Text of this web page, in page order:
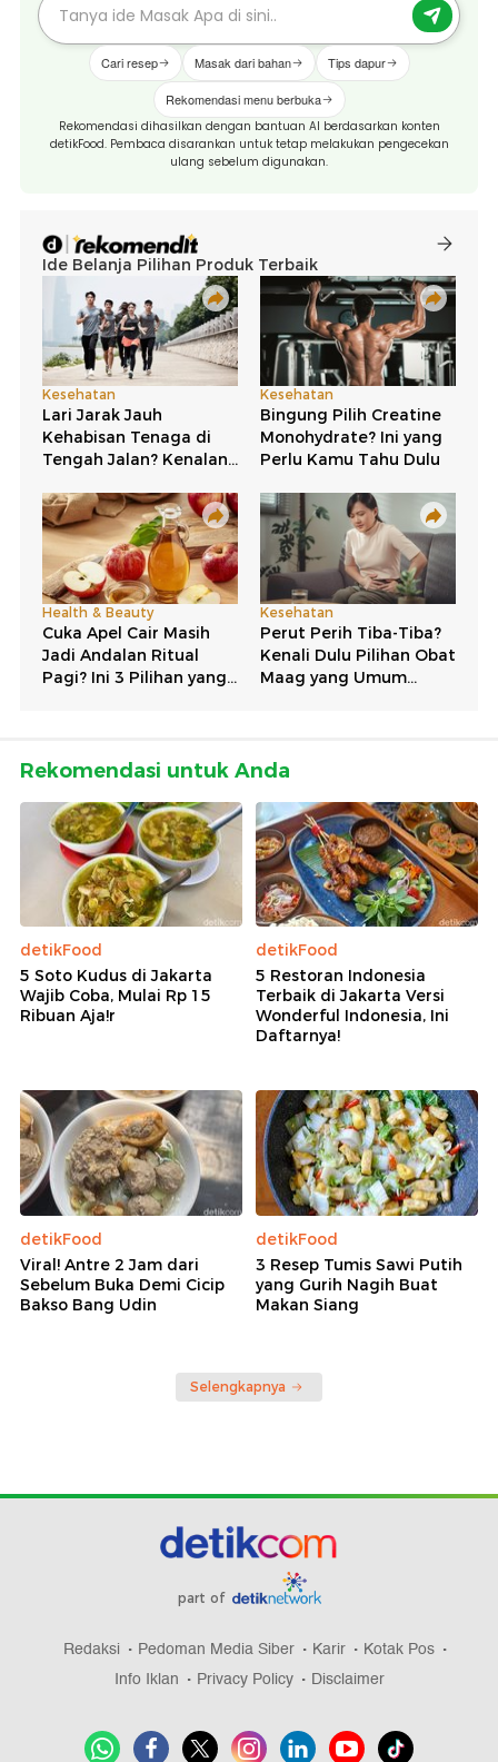
Cari resep Masak dari bahan Tips dapur
Rekomendasi menu berbuka
Rekomendasi dihasilkan dengan bantuan AI berdasarkan konten
detikFood. Pembaca disarankan untuk tetap melakukan pengecekan
ulang sebelum digunakan.
Rekomendasi untuk Anda
detikFood
5 Soto Kudus di Jakarta
Wajib Coba, Mulai Rp 15
Ribuan Aja!r
detikFood
5 Restoran Indonesia
Terbaik di Jakarta Versi
Wonderful Indonesia, Ini
Daftarnya!
detikFood
Viral! Antre 2 Jam dari
Sebelum Buka Demi Cicip
Bakso Bang Udin
detikFood
3 Resep Tumis Sawi Putih
yang Gurih Nagih Buat
Makan Siang
Selengkapnya
part of
Redaksi Pedoman Media Siber Karir
Kotak Pos
Info Iklan
Privacy Policy Disclaimer